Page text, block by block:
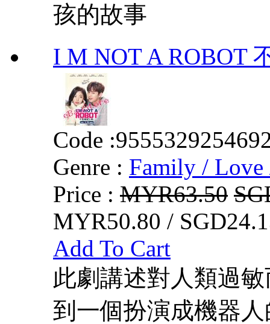
孩的故事
I M NOT A ROBOT
Code :
Genre : Family / Love
Price : MYR63.50
MYR50.80 /
Add To Cart
此劇講述對人類過
到一個扮演成機器